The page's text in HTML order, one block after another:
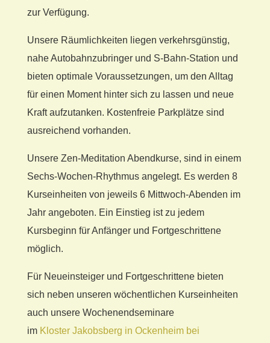
zur Verfügung.
Unsere Räumlichkeiten liegen verkehrsgünstig,
nahe Autobahnzubringer und S-Bahn-Station und
bieten optimale Voraussetzungen, um den Alltag
für einen Moment hinter sich zu lassen und neue
Kraft aufzutanken. Kostenfreie Parkplätze sind
ausreichend vorhanden.
Unsere Zen-Meditation Abendkurse, sind in einem
Sechs-Wochen-Rhythmus angelegt. Es werden 8
Kurseinheiten von jeweils 6 Mittwoch-Abenden im
Jahr angeboten. Ein Einstieg ist zu jedem
Kursbeginn für Anfänger und Fortgeschrittene
möglich.
Für Neueinsteiger und Fortgeschrittene bieten
sich neben unseren wöchentlichen Kurseinheiten
auch unsere Wochenendseminare
im Kloster Jakobsberg in Ockenheim bei